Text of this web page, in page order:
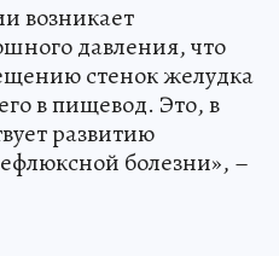
возникает
давления, что
стенок желудка
в пищевод. Это, в
развитию
болезни», –